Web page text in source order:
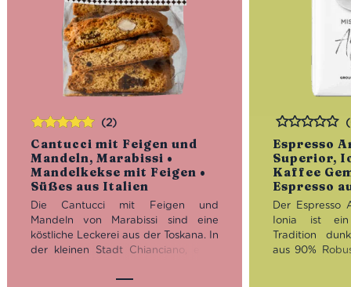
Cantucci mit Feigen und
Mandeln, Marabissi •
Mandelkekse mit Feigen •
Süßes aus Italien
(2)
Die Cantucci mit Feigen und
Mandeln von Marabissi sind eine
köstliche Leckerei aus der Toskana. In
der kleinen Stadt Chianciano, etwa
Marabissi mit ihren Kreationen zur
Bewertet
mit5.00von
5
Espresso
Superior,
Kaffee
Espresso
Bewertet
Der Espresso
Ionia ist ein
Tradition
aus 90%